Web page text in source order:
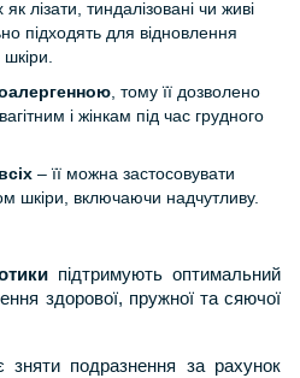
як лізати, тиндалізовані чи живі
підходять для відновлення
, тому її дозволено
і жінкам під час грудного
– її можна застосовувати
шкіри, включаючи надчутливу.
підтримують оптимальний
здорової, пружної та сяючої
зняти подразнення за рахунок